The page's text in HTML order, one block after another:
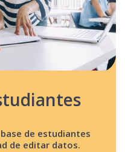
de estudiantes
de editar datos.